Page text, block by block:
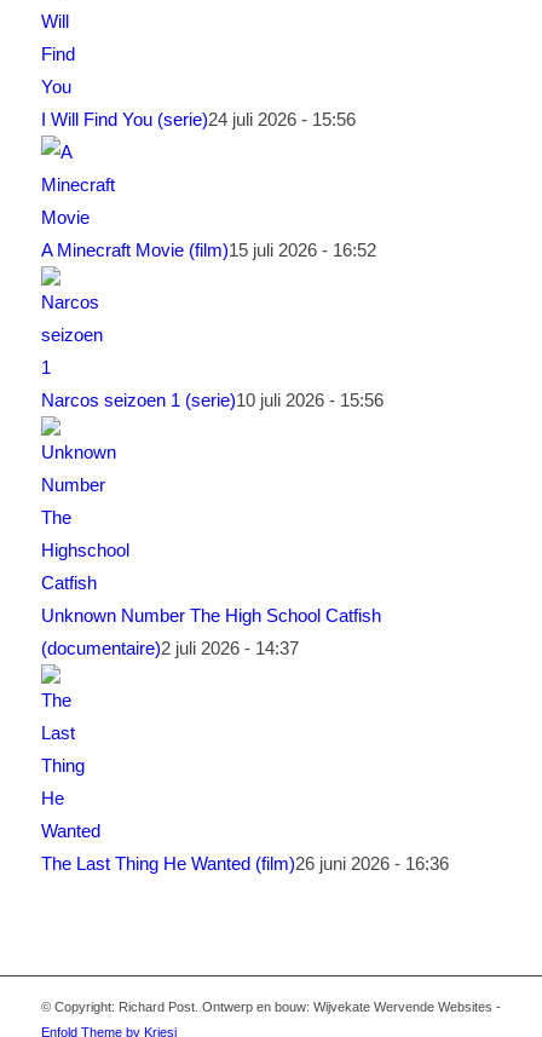
I Will Find You (serie)24 juli 2026 - 15:56
A Minecraft Movie (film)15 juli 2026 - 16:52
Narcos seizoen 1 (serie)10 juli 2026 - 15:56
Unknown Number The High School Catfish
(documentaire)2 juli 2026 - 14:37
The Last Thing He Wanted (film)26 juni 2026 - 16:36
© Copyright: Richard Post. Ontwerp en bouw: Wijvekate Wervende Websites -
Enfold Theme by Kriesi